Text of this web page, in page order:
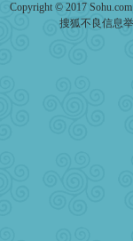
Copyright © 2017
搜狐不良信息